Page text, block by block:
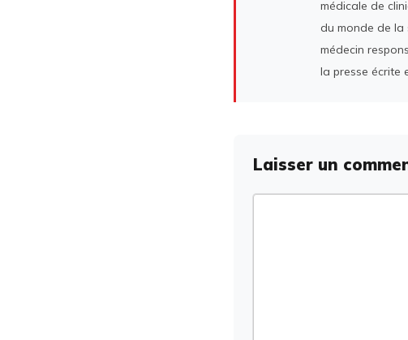
médicale de
du monde de la
médecin
la presse écrite
Laisser un